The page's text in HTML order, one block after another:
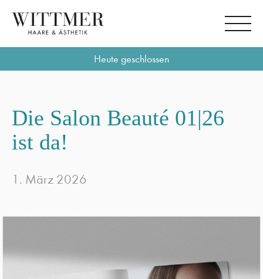
Heute geschlossen
Die Salon Beauté 01|26
ist da!
1. März 2026